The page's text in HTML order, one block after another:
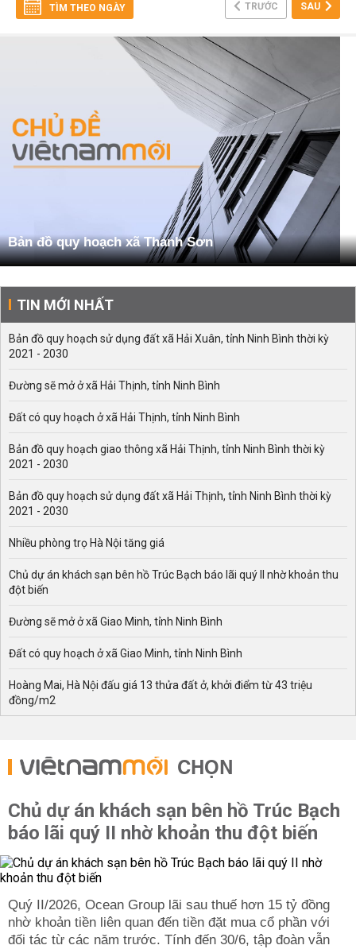
TÌM THEO NGÀY TRƯỚC SAU
Bản đồ quy hoạch xã Thanh Sơn
TIN MỚI NHẤT
Bản đồ quy hoạch sử dụng đất xã Hải Xuân, tỉnh Ninh Bình thời kỳ
2021 - 2030
Đường sẽ mở ở xã Hải Thịnh, tỉnh Ninh Bình
Đất có quy hoạch ở xã Hải Thịnh, tỉnh Ninh Bình
Bản đồ quy hoạch giao thông xã Hải Thịnh, tỉnh Ninh Bình thời kỳ
2021 - 2030
Bản đồ quy hoạch sử dụng đất xã Hải Thịnh, tỉnh Ninh Bình thời kỳ
2021 - 2030
Nhiều phòng trọ Hà Nội tăng giá
Chủ dự án khách sạn bên hồ Trúc Bạch báo lãi quý II nhờ khoản thu
đột biến
Đường sẽ mở ở xã Giao Minh, tỉnh Ninh Bình
Đất có quy hoạch ở xã Giao Minh, tỉnh Ninh Bình
Hoàng Mai, Hà Nội đấu giá 13 thửa đất ở, khởi điểm từ 43 triệu
đồng/m2
CHỌN
Chủ dự án khách sạn bên hồ Trúc Bạch
báo lãi quý II nhờ khoản thu đột biến
Quý II/2026, Ocean Group lãi sau thuế hơn 15 tỷ đồng
nhờ khoản tiền liên quan đến tiền đặt mua cổ phần với
đối tác từ các năm trước. Tính đến 30/6, tập đoàn vẫn